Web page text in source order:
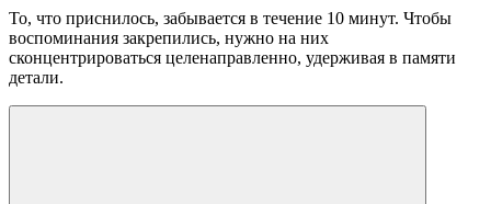
То, что приснилось, забывается в течение 10 минут. Чтобы
воспоминания закрепились, нужно на них
сконцентрироваться целенаправленно, удерживая в памяти
детали.